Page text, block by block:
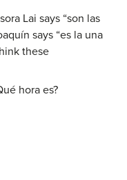
Lai says “son las
says “es la una
these
hora es?